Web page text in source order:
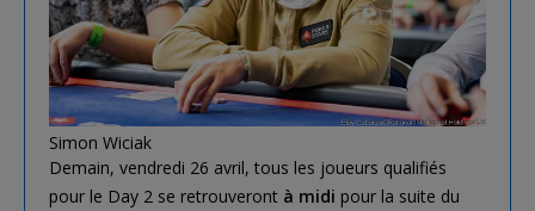
Simon Wiciak
Demain, vendredi 26 avril, tous les joueurs qualifiés
pour le Day 2 se retrouveront à midi pour la suite du